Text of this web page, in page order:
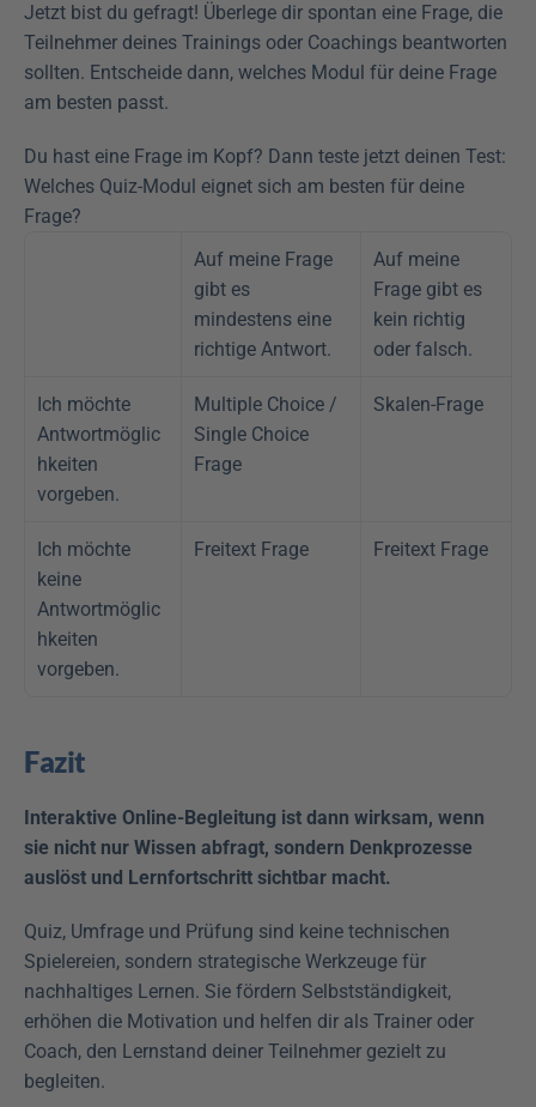
Jetzt bist du gefragt! Überlege dir spontan eine Frage, die
Teilnehmer deines Trainings oder Coachings beantworten
sollten. Entscheide dann, welches Modul für deine Frage
am besten passt.
Du hast eine Frage im Kopf? Dann teste jetzt deinen Test:
Welches Quiz-Modul eignet sich am besten für deine
Frage?
Auf meine Frage
gibt es
mindestens eine
richtige Antwort.
Auf meine
Frage gibt es
kein richtig
oder falsch.
Ich möchte
Antwortmöglic
hkeiten
vorgeben.
Multiple Choice /
Single Choice
Frage
Skalen-Frage
Ich möchte
keine
Antwortmöglic
hkeiten
vorgeben.
Freitext Frage Freitext Frage
Fazit
Interaktive Online-Begleitung ist dann wirksam, wenn
sie nicht nur Wissen abfragt, sondern Denkprozesse
auslöst und Lernfortschritt sichtbar macht.
Quiz, Umfrage und Prüfung sind keine technischen
Spielereien, sondern strategische Werkzeuge für
nachhaltiges Lernen. Sie fördern Selbstständigkeit,
erhöhen die Motivation und helfen dir als Trainer oder
Coach, den Lernstand deiner Teilnehmer gezielt zu
begleiten.